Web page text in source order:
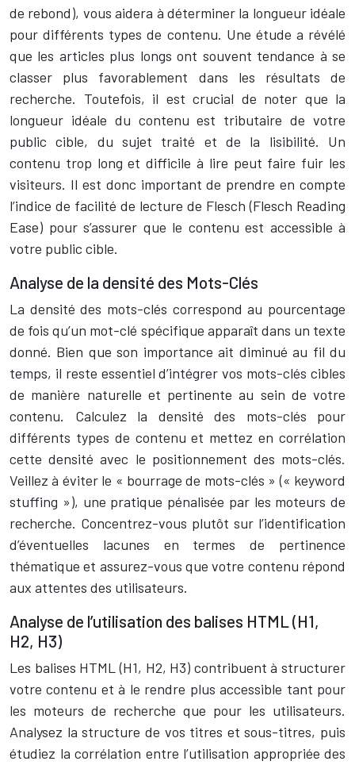
de rebond), vous aidera à déterminer la longueur idéale
pour différents types de contenu. Une étude a révélé
que les articles plus longs ont souvent tendance à se
classer plus favorablement dans les résultats de
recherche. Toutefois, il est crucial de noter que la
longueur idéale du contenu est tributaire de votre
public cible, du sujet traité et de la lisibilité. Un
contenu trop long et difficile à lire peut faire fuir les
visiteurs. Il est donc important de prendre en compte
l’indice de facilité de lecture de Flesch (Flesch Reading
Ease) pour s’assurer que le contenu est accessible à
votre public cible.
Analyse de la densité des Mots-Clés
La densité des mots-clés correspond au pourcentage
de fois qu’un mot-clé spécifique apparaît dans un texte
donné. Bien que son importance ait diminué au fil du
temps, il reste essentiel d’intégrer vos mots-clés cibles
de manière naturelle et pertinente au sein de votre
contenu. Calculez la densité des mots-clés pour
différents types de contenu et mettez en corrélation
cette densité avec le positionnement des mots-clés.
Veillez à éviter le « bourrage de mots-clés » (« keyword
stuffing »), une pratique pénalisée par les moteurs de
recherche. Concentrez-vous plutôt sur l’identification
d’éventuelles lacunes en termes de pertinence
thématique et assurez-vous que votre contenu répond
aux attentes des utilisateurs.
Analyse de l’utilisation des balises HTML (H1,
H2, H3)
Les balises HTML (H1, H2, H3) contribuent à structurer
votre contenu et à le rendre plus accessible tant pour
les moteurs de recherche que pour les utilisateurs.
Analysez la structure de vos titres et sous-titres, puis
étudiez la corrélation entre l’utilisation appropriée des